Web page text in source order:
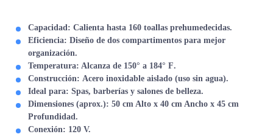
Capacidad: Calienta hasta 160 toallas prehumedecidas.
Eficiencia: Diseño dedos compartimentos para mejor
organización.
Temperatura: Alcanza de 150° a 184° F.
Construcción: Acero inoxidable aislado (uso sin agua).
Ideal para: Spas, barberías y salones de belleza.
Dimensiones (aprox.): 50 cm Alto x 40 cm Ancho x 45 cm
Profundidad.
Conexión: 120 V.